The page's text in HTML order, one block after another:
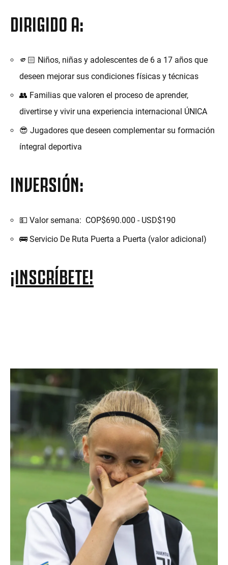
DIRIGIDO A:
🫵🏻 Niños, niñas y adolescentes de 6 a 17 años que
deseen mejorar sus condiciones físicas y técnicas
👥 Familias que valoren el proceso de aprender,
divertirse y vivir una experiencia internacional ÚNICA
😎 Jugadores que deseen complementar su formación
íntegral deportiva
INVERSIÓN:
💵 Valor semana: COP$690.000 - USD$190
🚌 Servicio De Ruta Puerta a Puerta (valor adicional)
¡INSCRÍBETE!